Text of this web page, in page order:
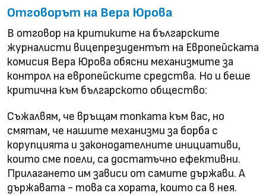
Отговорът на Вера Юрова
В отговор на критиките на българските
журналисти вицепрезидентът на Европейската
комисия Вера Юрова обясни механизмите за
контрол на европейските средства. Но и беше
критична към българското общество:
Съжалвям, че връщам топката към вас, но
смятам, че нашите механизми за борба с
корупцията и законодателните инициативи,
които сме поели, са достатъчно ефективни.
Прилагането им зависи от самите държави. А
държавата - това са хората, които са в нея.